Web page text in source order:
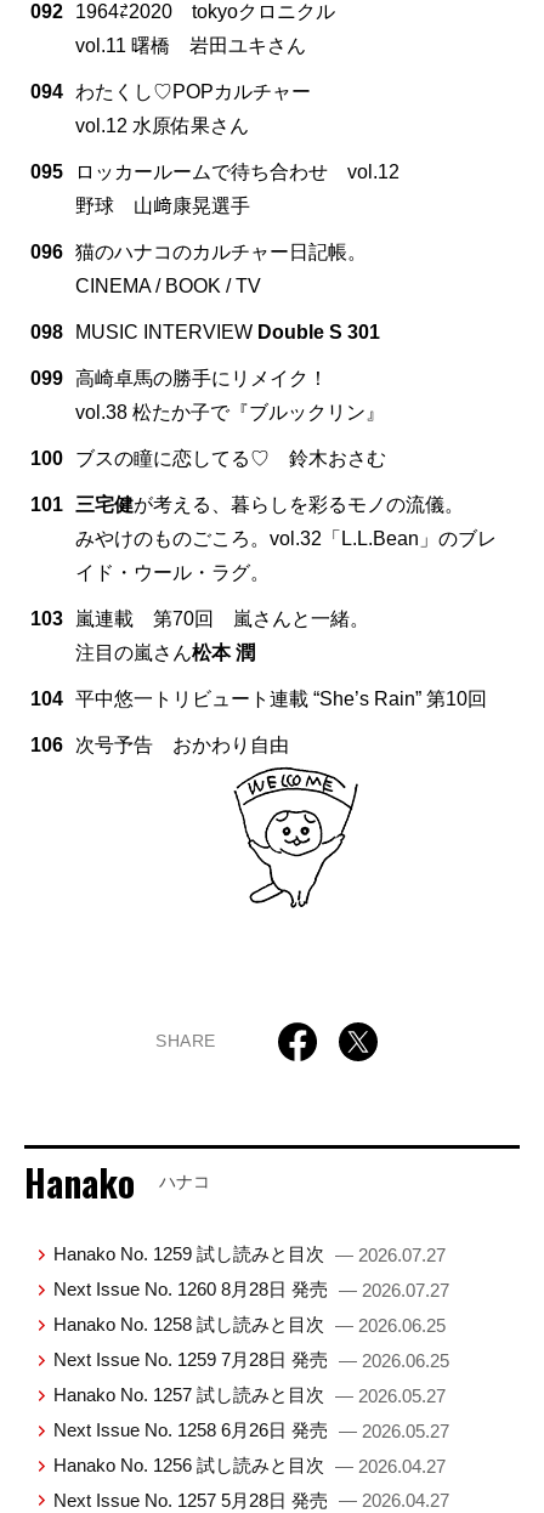
092
1964⇄2020 tokyoクロニクル
vol.11 曙橋 岩田ユキさん
094
わたくし♡POPカルチャー
vol.12 水原佑果さん
095
ロッカールームで待ち合わせ vol.12
野球 山﨑康晃選手
096 猫のハナコのカルチャー日記帳。
CINEMA / BOOK / TV
098 MUSIC INTERVIEW Double S 301
099 高崎卓馬の勝手にリメイク！
vol.38 松たか子で『ブルックリン』
100 ブスの瞳に恋してる♡ 鈴木おさむ
101 三宅健が考える、暮らしを彩るモノの流儀。
みやけのものごころ。vol.32「L.L.Bean」のブレ
イド・ウール・ラグ。
103
嵐連載 第70回 嵐さんと一緒。
注目の嵐さん松本 潤
104 平中悠一トリビュート連載 “She’s Rain” 第10回
106 次号予告 おかわり自由
SHARE
Hanako ハナコ
Hanako No. 1259 試し読みと目次 — 2026.07.27
Next Issue No. 1260 8月28日 発売 — 2026.07.27
Hanako No. 1258 試し読みと目次 — 2026.06.25
Next Issue No. 1259 7月28日 発売 — 2026.06.25
Hanako No. 1257 試し読みと目次 — 2026.05.27
Next Issue No. 1258 6月26日 発売 — 2026.05.27
Hanako No. 1256 試し読みと目次 — 2026.04.27
Next Issue No. 1257 5月28日 発売 — 2026.04.27